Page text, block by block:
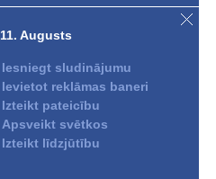
S
06 07
13 14
20 21
11. Augusts
Iesniegt sludinājumu
Ievietot reklāmas baneri
Izteikt pateicību
Apsveikt svētkos
Izteikt līdzjūtību